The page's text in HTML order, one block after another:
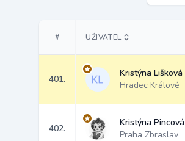
# UŽIVATEL
401.
Kristýna Lišková
Hradec Králové
402.
Kristýna Pincová
Praha Zbraslav